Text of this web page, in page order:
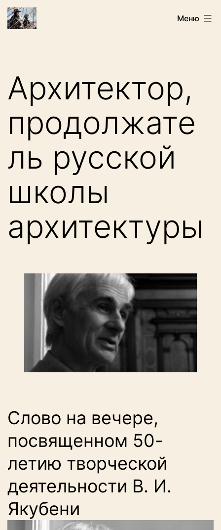
Перейти
Искатели Меню
Архитектор,
продолжате
ль русской
школы
архитектуры
Слово на вечере,
посвященном 50-
летию творческой
деятельности В. И.
Якубени